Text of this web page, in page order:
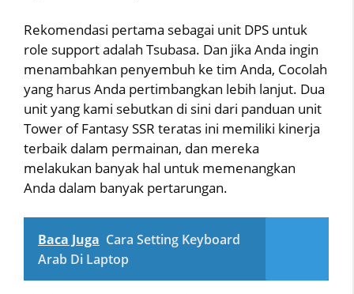
Rekomendasi pertama sebagai unit DPS untuk
role support adalah Tsubasa. Dan jika Anda ingin
menambahkan penyembuh ke tim Anda, Cocolah
yang harus Anda pertimbangkan lebih lanjut. Dua
unit yang kami sebutkan di sini dari panduan unit
Tower of Fantasy SSR teratas ini memiliki kinerja
terbaik dalam permainan, dan mereka
melakukan banyak hal untuk memenangkan
Anda dalam banyak pertarungan.
Baca Juga Cara Setting Keyboard
Arab Di Laptop